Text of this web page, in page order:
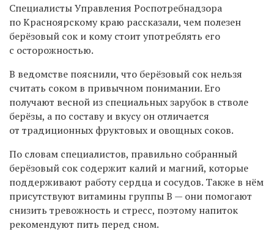
Специалисты Управления Роспотребнадзора
по Красноярскому краю рассказали, чем полезен
берёзовый сок и кому стоит употреблять его
с осторожностью.
В ведомстве пояснили, что берёзовый сок нельзя
считать соком в привычном понимании. Его
получают весной из специальных зарубок в стволе
берёзы, а по составу и вкусу он отличается
от традиционных фруктовых и овощных соков.
По словам специалистов, правильно собранный
берёзовый сок содержит калий и магний, которые
поддерживают работу сердца и сосудов. Также в нём
присутствуют витамины группы B — они помогают
снизить тревожность и стресс, поэтому напиток
рекомендуют пить перед сном.